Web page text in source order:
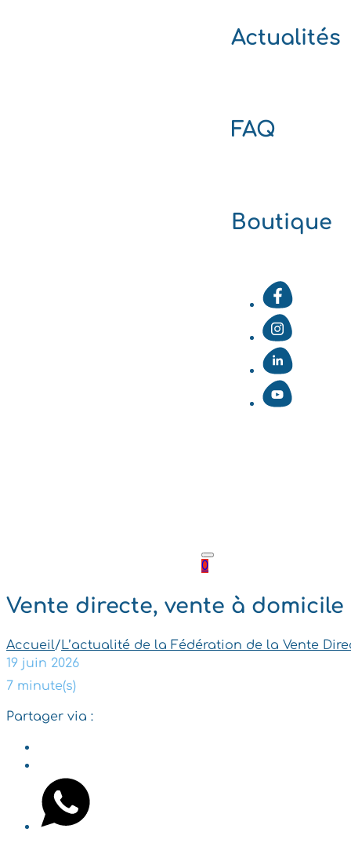
Actualités
FAQ
Boutique
0
Vente directe, vente à
Accueil/L’actualité de la Fédération de la Vente
19 juin 2026
7 minute(s)
Partager via :